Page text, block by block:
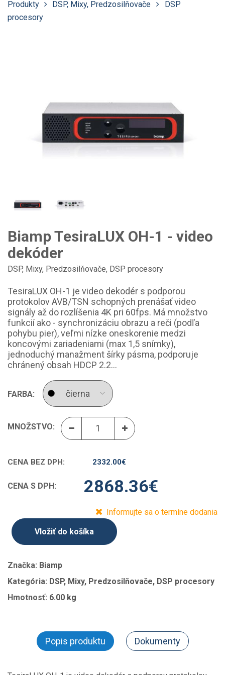
Produkty DSP, Mixy, Predzosilňovače
DSP
procesory
Biamp TesiraLUX OH-1 - video
dekóder
DSP, Mixy, Predzosilňovače, DSP procesory
TesiraLUX OH-1 je video dekodér s podporou
protokolov AVB/TSN schopných prenášať video
signály až do rozlíšenia 4K pri 60fps. Má množstvo
funkcií ako - synchronizáciu obrazu a reči (podľa
pohybu pier), veľmi nízke oneskorenie medzi
koncovými zariadeniami (max 1,5 snímky),
jednoduchý manažment šírky pásma, podporuje
chránený obsah HDCP 2.2...
FARBA:
MNOŽSTVO:
CENA BEZ DPH: 2332.00€
CENA S DPH: 2868.36€
Informujte sa o termíne dodania
Vložiť do košíka
Značka: Biamp
Kategória: DSP, Mixy, Predzosilňovače, DSP procesory
Hmotnosť: 6.00 kg
Popis produktu Dokumenty